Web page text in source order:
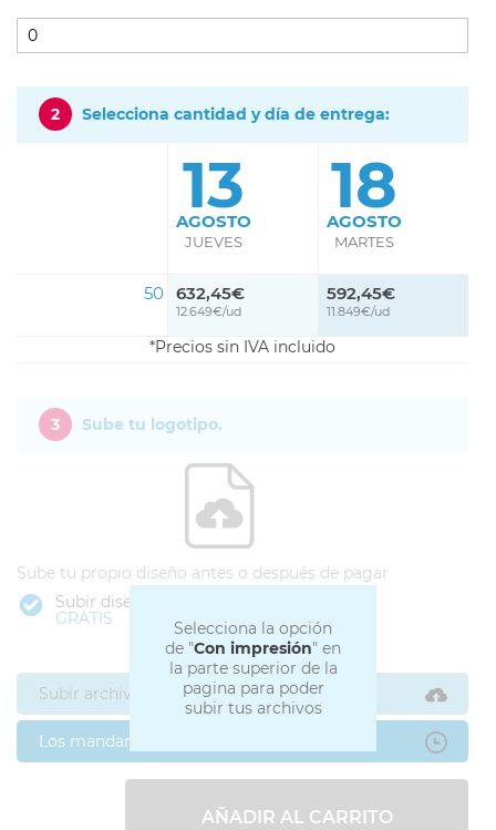
2 Selecciona cantidad y día de entrega:
13
AGOSTO
JUEVES
18
AGOSTO
MARTES
50 632,45€
12.649€/ud
592,45€
11.849€/ud
Precios sin IVA incluido
Selecciona la opción
de "Con impresión" en
la parte superior de la
pagina para poder
subir tus archivos
3 Sube tu logotipo.
Sube tu propio diseño antes o después de pagar
Subir diseño
GRATIS
Subir archivos ahora
Los mandaré después
AÑADIR AL CARRITO